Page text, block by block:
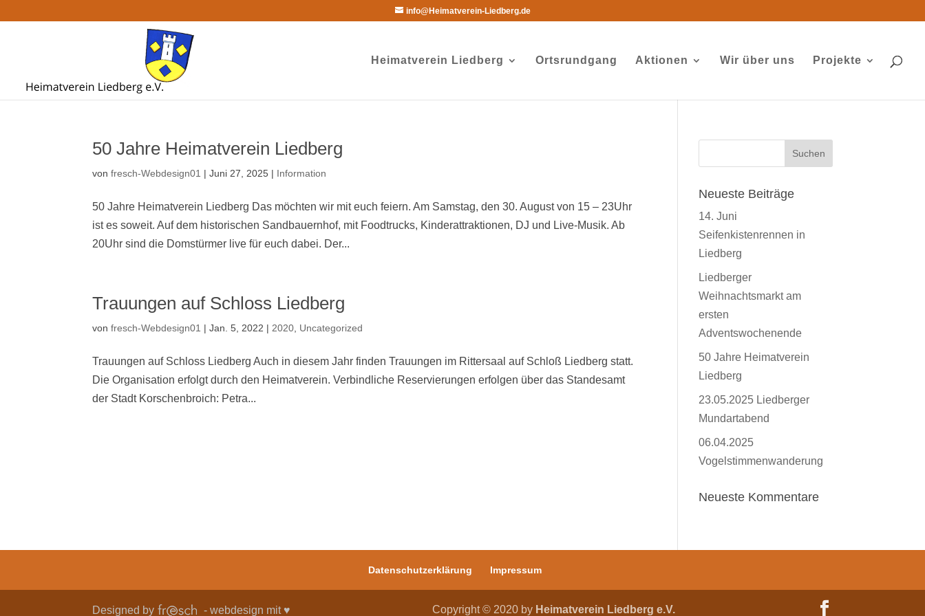
info@Heimatverein-Liedberg.de
Heimatverein Liedberg Ortsrundgang Aktionen Wir über uns Projekte
50 Jahre Heimatverein Liedberg
vonfresch-Webdesign01 |Juni 27, 2025 | Information
50 Jahre Heimatverein Liedberg Das möchten wir mit euch feiern. Am Samstag, den 30. August von 15 – 23Uhr
ist es soweit. Auf dem historischen Sandbauernhof, mit Foodtrucks, Kinderattraktionen, DJ und Live-Musik. Ab
20Uhr sind die Domstürmer live für euch dabei. Der...
Trauungen auf Schloss Liedberg
vonfresch-Webdesign01 |Jan. 5, 2022 | 2020 Uncategorized
Trauungen auf Schloss Liedberg Auch in diesem Jahr finden Trauungen im Rittersaal auf Schloß Liedberg statt.
Die Organisation erfolgt durch den Heimatverein. Verbindliche Reservierungen erfolgen über das Standesamt
der Stadt Korschenbroich: Petra...
Neueste Beiträge
14. Juni
Seifenkistenrennen in
Liedberg
Liedberger
Weihnachtsmarkt am
ersten
Adventswochenende
50 Jahre Heimatverein
Liedberg
23.05.2025 Liedberger
Mundartabend
06.04.2025
Vogelstimmenwanderung
Neueste Kommentare
Datenschutzerklärung Impressum
Designed by - webdesign mit ♥ Copyright © 2020 by Heimatverein Liedberg e.V.